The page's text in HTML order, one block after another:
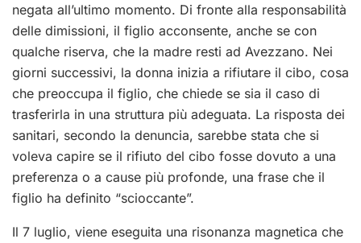
negata all’ultimo momento. Di fronte alla responsabilità
delle dimissioni, il figlio acconsente, anche se con
qualche riserva, che la madre resti ad Avezzano. Nei
giorni successivi, la donna inizia a rifiutare il cibo, cosa
che preoccupa il figlio, che chiede se sia il caso di
trasferirla in una struttura più adeguata. La risposta dei
sanitari, secondo la denuncia, sarebbe stata che si
voleva capire se il rifiuto del cibo fosse dovuto a una
preferenza o a cause più profonde, una frase che il
figlio ha definito “scioccante”.
Il 7 luglio, viene eseguita una risonanza magnetica che